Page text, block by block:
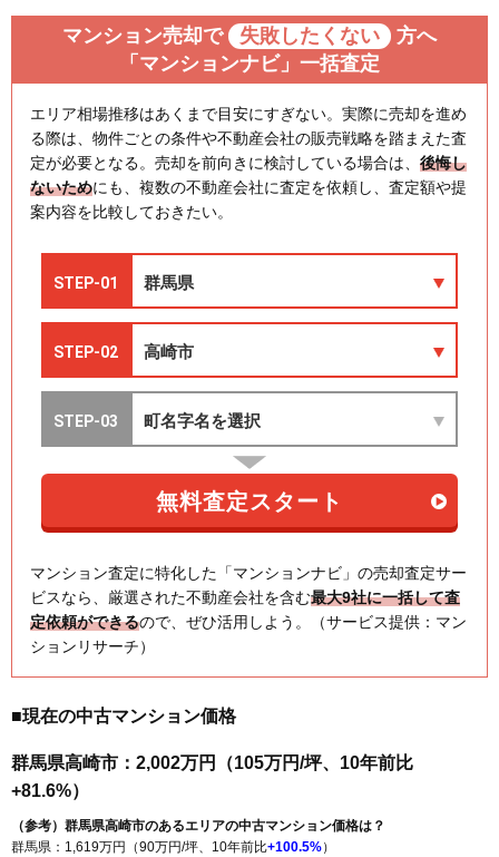
マンション売却で 失敗したくない
方へ
「マンションナビ」一括査定
エリア相場推移はあくまで目安にすぎない。実際に売却を進め
る際は、物件ごとの条件や不動産会社の販売戦略を踏まえた査
定が必要となる。売却を前向きに検討している場合は、 後悔し
ないためにも、複数の不動産会社に査定を依頼し、査定額や提
案内容を比較しておきたい。
マンション査定に特化した「マンションナビ」の売却査定サー
ビスなら、厳選された不動産会社を含む最大9社に一括して査
定依頼ができるので、ぜひ活用しよう。（サービス提供：マン
ションリサーチ）
■現在の中古マンション価格
群馬県高崎市：2,002万円（105万円/坪、10年前比
+81.6%）
（参考）群馬県高崎市のあるエリアの中古マンション価格は？
群馬県：1,619万円（90万円/坪、10年前比+100.5%）